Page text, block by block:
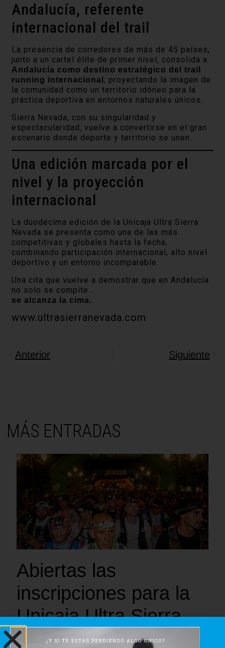
Andalucía, referente
internacional del trail
La presencia de corredores de más de 45 países,
junto a un cartel élite de primer nivel, consolida a
Andalucía como destino estratégico del trail
running internacional , proyectando la imagen de
la comunidad como un territorio idóneo para la
práctica deportiva en entornos naturales únicos.
Sierra Nevada, con su singularidad y
espectacularidad, vuelve a convertirse en el gran
escenario donde deporte y territorio se unen.
Una edición marcada por el
nivel y la proyección
internacional
La duodécima edición de la Unicaja Ultra Sierra
Nevada se presenta como una de las más
competitivas y globales hasta la fecha,
combinando participación internacional, alto nivel
deportivo y un entorno incomparable.
Una cita que vuelve a demostrar que en Andalucía
no solo se compite…
se alcanza la cima.
www.ultrasierranevada.com
Anterior Siguiente
MÁS ENTRADAS
Abiertas las
inscripciones para la
Unicaja Ultra Sierra
Nevada 2027